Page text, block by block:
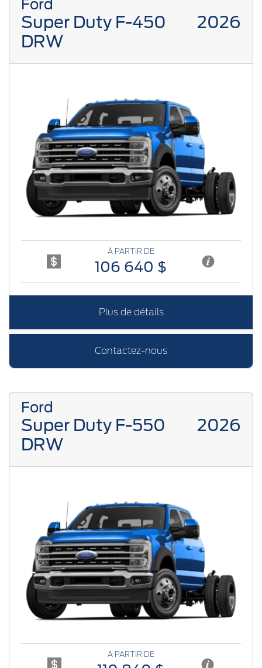
Ford
Super Duty F-450
DRW
2026
Previous
À PARTIR DE
106 640 $
Plus de détails
Contactez-nous
Ford
Super Duty F-550
DRW
2026
Previous
À PARTIR DE